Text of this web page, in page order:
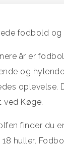
fodbold
år er
og
oplevelse.
Køge.
finder du
18 huller.